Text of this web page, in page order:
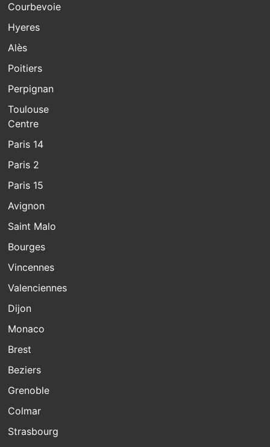
Courbevoie
Hyeres
Alès
Poitiers
Perpignan
Toulouse
Centre
Paris 14
Paris 2
Paris 15
Avignon
Saint Malo
Bourges
Vincennes
Valenciennes
Dijon
Monaco
Brest
Beziers
Grenoble
Colmar
Strasbourg